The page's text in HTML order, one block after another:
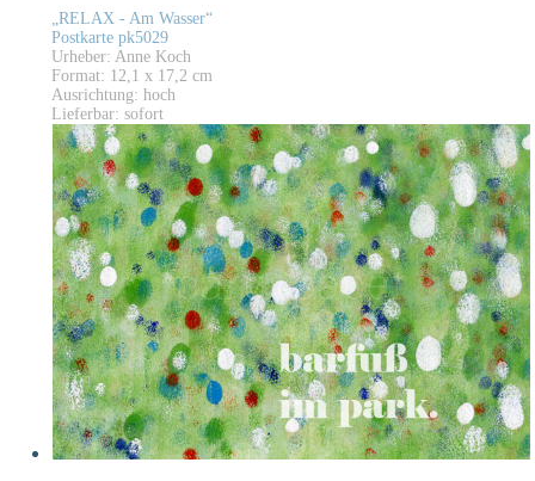
„RELAX - Am Wasser“
Postkarte pk5029
Urheber: Anne Koch
Format: 12,1 x 17,2 cm
Ausrichtung: hoch
Lieferbar: sofort